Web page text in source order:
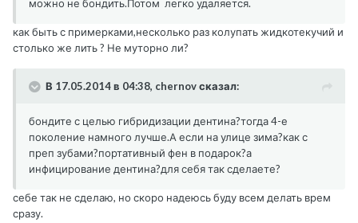
можно не бондить.Потом легко удаляется.
как быть с примерками,несколько раз колупать жидкотекучий и
столько же лить ? Не муторно ли?
В 17.05.2014 в 04:38, chernov сказал:
бондите с целью гибридизации дентина?тогда 4-е
поколение намного лучше.А если на улице зима?как с
преп зубами?портативный фен в подарок?а
инфицирование дентина?для себя так сделаете?
себе так не сделаю, но скоро надеюсь буду всем делать врем
сразу.